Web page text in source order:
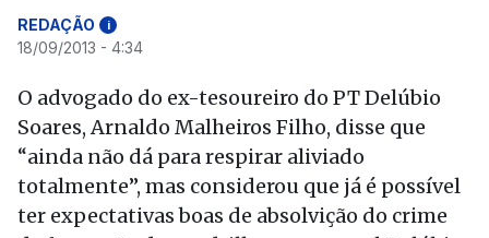
REDAÇÃO i
18/09/2013 - 4:34
O advogado do ex-tesoureiro do PT Delúbio
Soares, Arnaldo Malheiros Filho, disse que
“ainda não dá para respirar aliviado
totalmente”, mas considerou que já é possível
ter expectativas boas de absolvição do crime